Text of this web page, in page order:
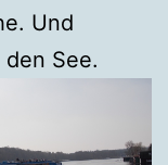
Und
See.